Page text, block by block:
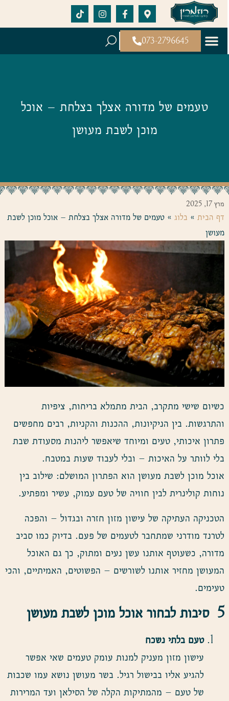
073-2796645
טעמים של מדורה אצלך בצלחת – אוכל
מוכן לשבת מעושן
מרץ 17, 2025
דף הבית» בלוג» טעמים של מדורה אצלך בצלחת – אוכל מוכן לשבת
מעושן
כשיום שישי מתקרב, הבית מתמלא בריחות, ציפיות
והתרגשות. בין הניקיונות, ההכנות והקניות, רבים מחפשים
פתרון איכותי, טעים ומיוחד שיאפשר ליהנות מסעודת שבת
בלי לוותר על האיכות – ובלי לעבוד שעות במטבח.
אוכל מוכן לשבת מעושן הוא הפתרון המושלם: שילוב בין
נוחות קולינרית לבין חוויה של טעם עמוק, עשיר ומפתיע.
הטכניקה העתיקה של עישון מזון חזרה ובגדול – והפכה
לטרנד מודרני שמתחבר לטעמים של פעם. בדיוק כמו סביב
מדורה, כשעוטף אותנו עשן נעים ומתוק, כך גם האוכל
המעושן מחזיר אותנו לשורשים – הפשוטים, האמיתיים, והכי
טעימים.
5 סיבות לבחור אוכל מוכן לשבת מעושן
טעם בלתי נשכח
עישון מזון מעניק למנות עומק טעמים שאי אפשר
להגיע אליו בבישול רגיל. בשר מעושן נושא עמו שכבות
של טעם – מהמתיקות הקלה של הסילאן ועד המרירות